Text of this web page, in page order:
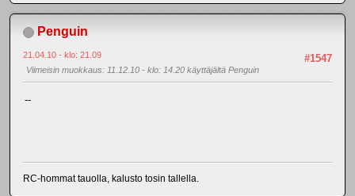
Penguin
#1547
21.04.10 - klo: 21.09
Viimeisin muokkaus: 11.12.10 - klo: 14.20 käyttäjältä Penguin
--
RC-hommat tauolla, kalusto tosin tallella.